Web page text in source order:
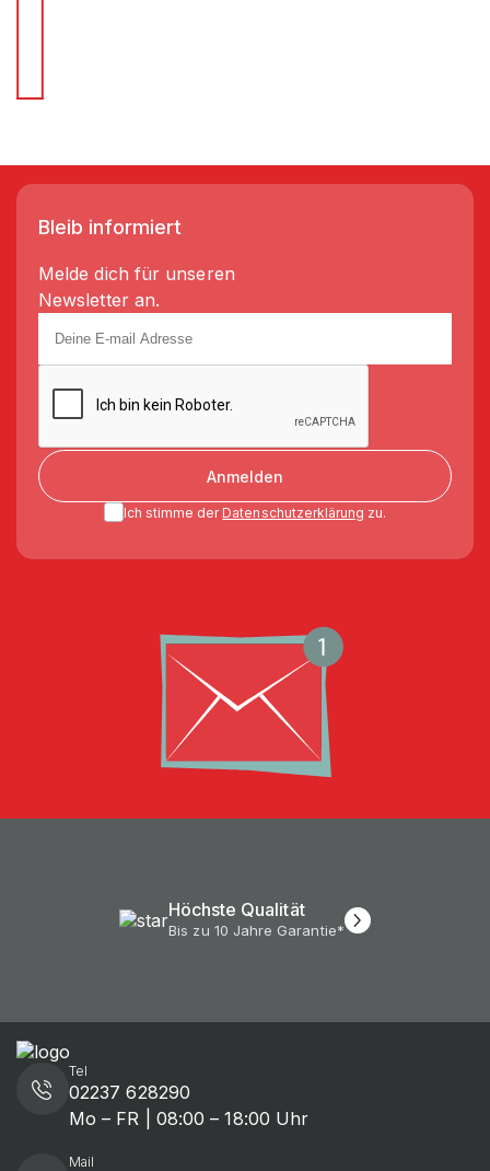
Bleib informiert
Melde dich für unseren
Newsletter an.
Anmelden
Ich stimme der Datenschutzerklärung zu.
Höchste Qualität
Bis zu 10 Jahre Garantie*
Tel
02237 628290
Mo – FR | 08:00 – 18:00 Uhr
Mail